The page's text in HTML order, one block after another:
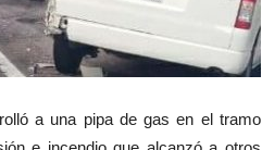
a una pipa de gas en el tramo